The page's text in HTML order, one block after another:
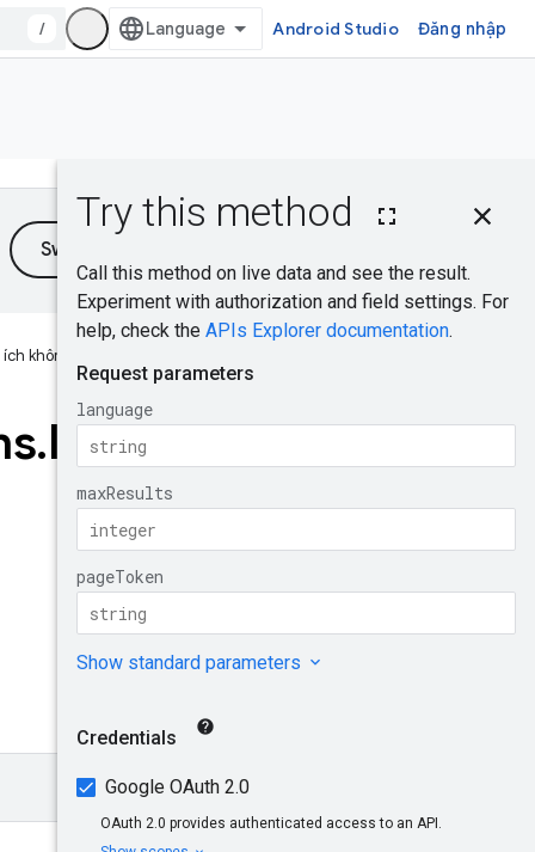
/ Android Studio Đăng nhập
Tham số truy
vấn
Nội dung yêu
quyền
ntState
không cho bạn không?
.list